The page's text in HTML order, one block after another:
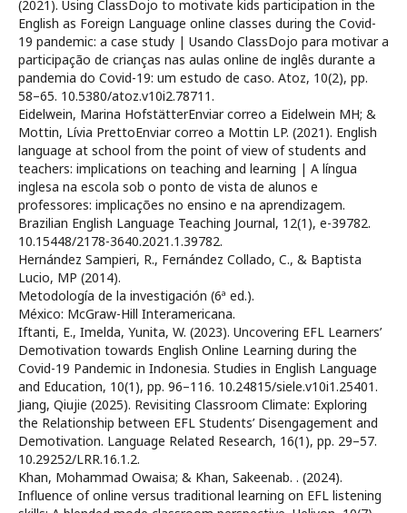
(2021). Using ClassDojo to motivate kids participation in the
English as Foreign Language online classes during the Covid-
19 pandemic: a case study | Usando ClassDojo para motivar a
participação de crianças nas aulas online de inglês durante a
pandemia do Covid-19: um estudo de caso. Atoz, 10(2), pp.
58–65. 10.5380/atoz.v10i2.78711.
Eidelwein, Marina HofstätterEnviar correo a Eidelwein MH; &
Mottin, Lívia PrettoEnviar correo a Mottin LP. (2021). English
language at school from the point of view of students and
teachers: implications on teaching and learning | A língua
inglesa na escola sob o ponto de vista de alunos e
professores: implicações no ensino e na aprendizagem.
Brazilian English Language Teaching Journal, 12(1), e-39782.
10.15448/2178-3640.2021.1.39782.
Hernández Sampieri, R., Fernández Collado, C., & Baptista
Lucio, MP (2014).
Metodología de la investigación (6ª ed.).
México: McGraw-Hill Interamericana.
Iftanti, E., Imelda, Yunita, W. (2023). Uncovering EFL Learners’
Demotivation towards English Online Learning during the
Covid-19 Pandemic in Indonesia. Studies in English Language
and Education, 10(1), pp. 96–116. 10.24815/siele.v10i1.25401.
Jiang, Qiujie (2025). Revisiting Classroom Climate: Exploring
the Relationship between EFL Students’ Disengagement and
Demotivation. Language Related Research, 16(1), pp. 29–57.
10.29252/LRR.16.1.2.
Khan, Mohammad Owaisa; & Khan, Sakeenab. . (2024).
Influence of online versus traditional learning on EFL listening